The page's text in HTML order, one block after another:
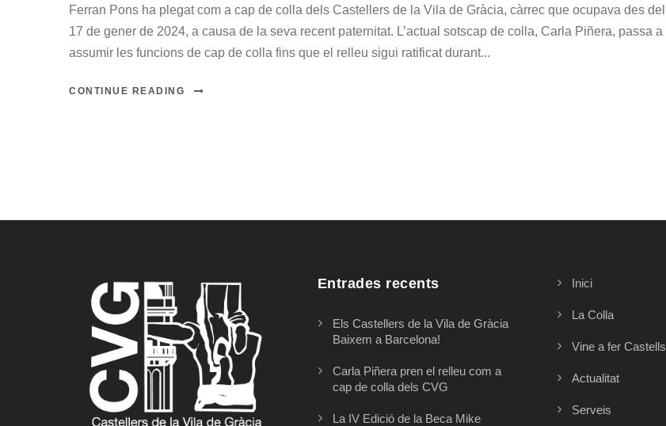
Ferran Pons ha plegat com a cap de colla dels Castellers de la Vila de Gràcia, càrrec que ocupava des del
17 de gener de 2024, a causa de la seva recent paternitat. L’actual sotscap de colla, Carla Piñera, passa a
assumir les funcions de cap de colla fins que el relleu sigui ratificat durant...
CONTINUE READING
Entrades recents
Els Castellers de la Vila de Gràcia
Baixem a Barcelona!
Carla Piñera pren el relleu com a
cap de colla dels CVG
La IV Edició de la Beca Mike
Inici
La Colla
Vine a fer Castells
Actualitat
Serveis